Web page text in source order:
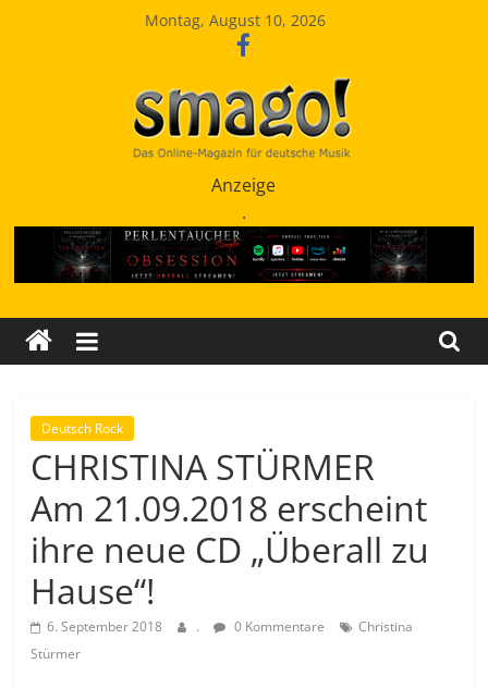
Montag, August 10, 2026
SchlagerMAGazinOnline
Anzeige
.
Deutsch Rock
CHRISTINA STÜRMER
Am 21.09.2018 erscheint
ihre neue CD „Überall zu
Hause“!
6. September 2018 . 0 Kommentare
Christina
Stürmer